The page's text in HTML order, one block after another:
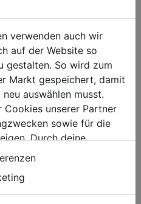
LASSEN
WUNSCHLISTE
schneidet Bleche bis
bis 1,2 mm mit
selbstöffnend durch
Schneide, Schenkel mit PVC
verwenden auch wir
auf der Website so
gestalten. So wird zum
Markt gespeichert, damit
auswählen musst.
unserer Partner
sowie für die
Durch deine
von Drittanbieter,
USA, verarbeitet.
erlauben" stimmst du
zu. Unter "Details